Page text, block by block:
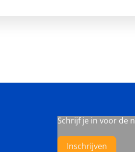
Schrijf je in voor de
Inschrijven